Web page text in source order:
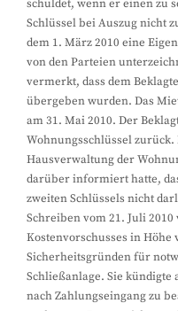
schuldet, wenn er einen zu
Schlüssel bei Auszug nicht
dem 1. März 2010 eine
von den Parteien
vermerkt, dass dem
übergeben wurden. Das
am 31. Mai 2010. Der
Wohnungsschlüssel
Hausverwaltung der
darüber informiert hatte,
zweiten Schlüssels nicht
Schreiben vom 21. Juli
Kostenvorschusses in Höhe
Sicherheitsgründen für
Schließanlage. Sie kündigte
nach Zahlungseingang zu